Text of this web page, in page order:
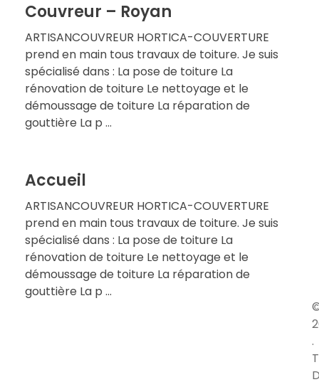
Couvreur – Royan
ARTISANCOUVREUR HORTICA-COUVERTURE
prend en main tous travaux de toiture. Je suis
spécialisé dans : La pose de toiture La
rénovation de toiture Le nettoyage et le
démoussage de toiture La réparation de
gouttière La p ...
Accueil
ARTISANCOUVREUR HORTICA-COUVERTURE
prend en main tous travaux de toiture. Je suis
spécialisé dans : La pose de toiture La
rénovation de toiture Le nettoyage et le
démoussage de toiture La réparation de
gouttière La p ...
.